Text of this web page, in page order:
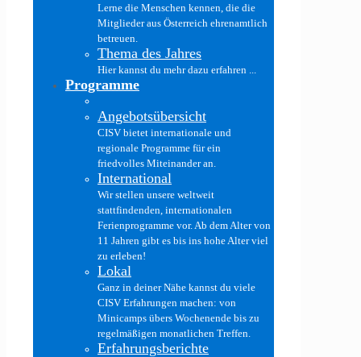
Lerne die Menschen kennen, die die
Mitglieder aus Österreich ehrenamtlich
betreuen.
Thema des Jahres
Hier kannst du mehr dazu erfahren ...
Programme
Angebotsübersicht
CISV bietet internationale und
regionale Programme für ein
friedvolles Miteinander an.
International
Wir stellen unsere weltweit
stattfindenden, internationalen
Ferienprogramme vor. Ab dem Alter von
11 Jahren gibt es bis ins hohe Alter viel
zu erleben!
Lokal
Ganz in deiner Nähe kannst du viele
CISV Erfahrungen machen: von
Minicamps übers Wochenende bis zu
regelmäßigen monatlichen Treffen.
Erfahrungsberichte